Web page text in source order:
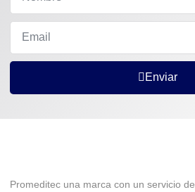
Enviar
Promeditec una marca con un servicio